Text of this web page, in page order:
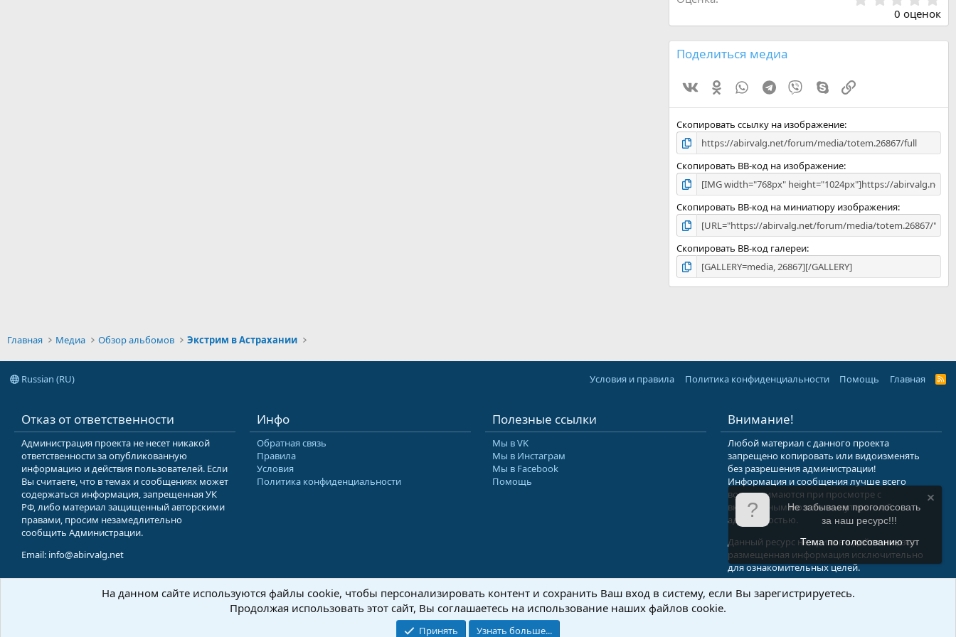
.
0
0
0 оценок
Поделиться медиа
Ok WhatsAppTelegram
Viber SkypeСсылка
Скопировать ссылку на изображение
Скопировать BB-код на изображение
Скопировать BB-код на миниатюру изображения
Скопировать BB-код галереи
Главная Медиа Обзор альбомов Экстрим в Астрахании
Russian (RU) Условия и правила Политика конфиденциальности Помощь Главная
R
Отказ от ответственности
Администрация проекта не несет никакой
ответственности за опубликованную
информацию и действия пользователей. Если
Вы считаете, что в темах и сообщениях может
содержаться информация, запрещенная УК
РФ, либо материал защищенный авторскими
правами, просим незамедлительно
сообщить Администрации.
Email: info@abirvalg.net
Инфо
Обратная связь
Правила
Условия
Политика конфиденциальности
Полезные ссылки
Мы в VK
Мы в Инстаграм
Мы в Facebook
Помощь
Внимание!
Любой материал с данного проекта
запрещено копировать или видоизменять
без разрешения администрации!
Информация и сообщения лучше всего
воспринимаются при просмотре с
включенным мозгом и неутерянной
адекватностью.
Данный ресурс не призыв к действию, вся
размещенная информация исключительно
для ознакомительных целей.
© 2008-2026 Форум Абырвалг.нет - подводная охота, дайвинг, туризм Перевод:XenForo.Info
Не забываем проголосовать
за наш ресурс!!!
Тема по голосованиютут
На данном сайте используются файлы cookie, чтобы персонализировать контент и сохранить Ваш вход в систему, если Вы зарегистрируетесь.
Продолжая использовать этот сайт, Вы соглашаетесь на использование наших файлов cookie.
Принять Узнать больше...